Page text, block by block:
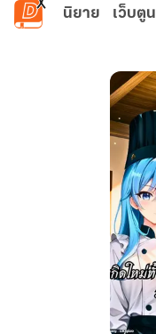
ข้ามไปยังเนื้อหาหลัก
นิยาย เว็บตูน